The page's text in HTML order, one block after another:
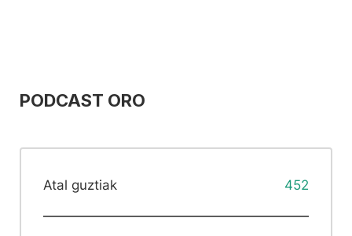
PODCAST ORO
Atal guztiak 452